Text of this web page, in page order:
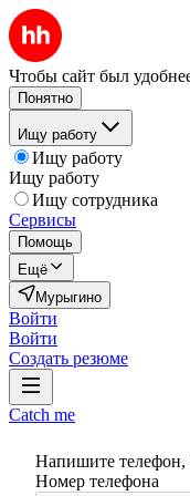
Чтобы сайт был
Понятно
Ищу работу
Ищу работу
Ищу работу
Ищу сотрудника
Сервисы
Помощь
Ещё
Мурыгино
Войти
Войти
Создать резюме
Catch me
Напишите телефон,
Номер телефона